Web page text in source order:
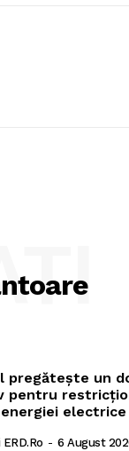
pregătește un
pentru
electrice
ERD.ro - 6 August